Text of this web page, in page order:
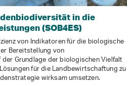
in die
(SOB4ES)
von Indikatoren für die biologische
Bereitstellung von
Grundlage der biologischen Vielfalt
für die Landbewirtschaftung zu
wirksam umsetzen.